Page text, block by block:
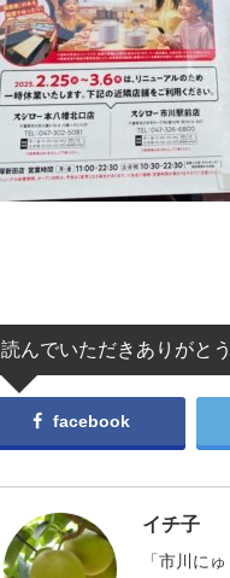
読んでいただきありがと
facebook
イチ子
「市川に